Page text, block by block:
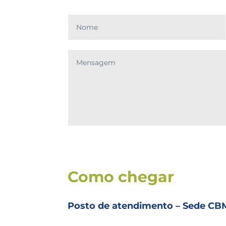
Como chegar
Posto de atendimento – Sede